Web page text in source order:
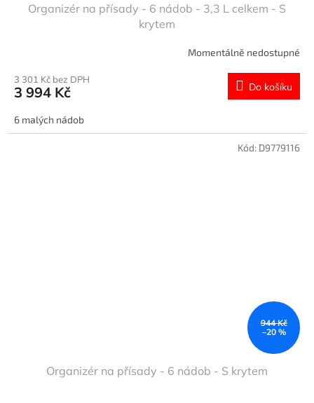
Organizér na přísady - 6 nádob - 3,3 L celkem - S
krytem
Momentálně nedostupné
3 301 Kč bez DPH
3 994 Kč Do košíku
6 malých nádob
944 Kč
–20 %
Organizér na přísady - 6 nádob - S krytem
Kód: D9779116